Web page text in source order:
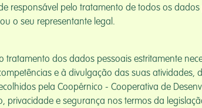
responsável pelo tratamento de todos os
o seu representante legal.
tratamento dos dados pessoais estritamente
e à divulgação das suas atividades,
pela Coopérnico - Cooperativa de
e segurança nos termos da